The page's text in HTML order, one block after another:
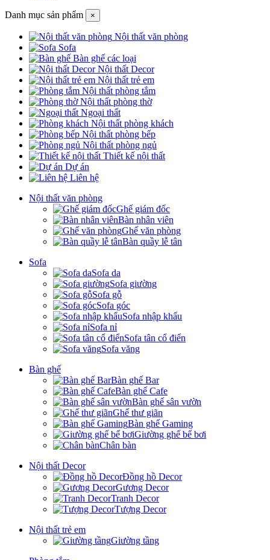
Danh mục sản phẩm ×
Nội thất văn phòng
Sofa
Bàn ghế các loại
Nội thất Decor
Nội thất trẻ em
Nội thất phòng tắm
Nội thất phòng thờ
Ngoại thất
Nội thất phòng khách
Nội thất phòng bếp
Nội thất phòng ngủ
Thiết kế nội thất
Dự án
Liên hệ
Nội thất văn phòng
Ghế giám đốc
Bàn nhân viên
Ghế văn phòng
Bàn quầy lễ tân
Sofa
Sofa da
Sofa giường
Sofa gỗ
Sofa góc
Sofa nhập khẩu
Sofa nỉ
Sofa tân cổ điển
Sofa văng
Bàn ghế
Bàn ghế Bar
Bàn ghế Cafe
Bàn ghế sân vườn
Ghế thư giãn
Bàn ghế Gaming
Giường ghế bể bơi
Chân bàn
Nội thất Decor
Đồng hồ Decor
Gương Decor
Tranh Decor
Tượng Decor
Nội thất trẻ em
Giường tầng